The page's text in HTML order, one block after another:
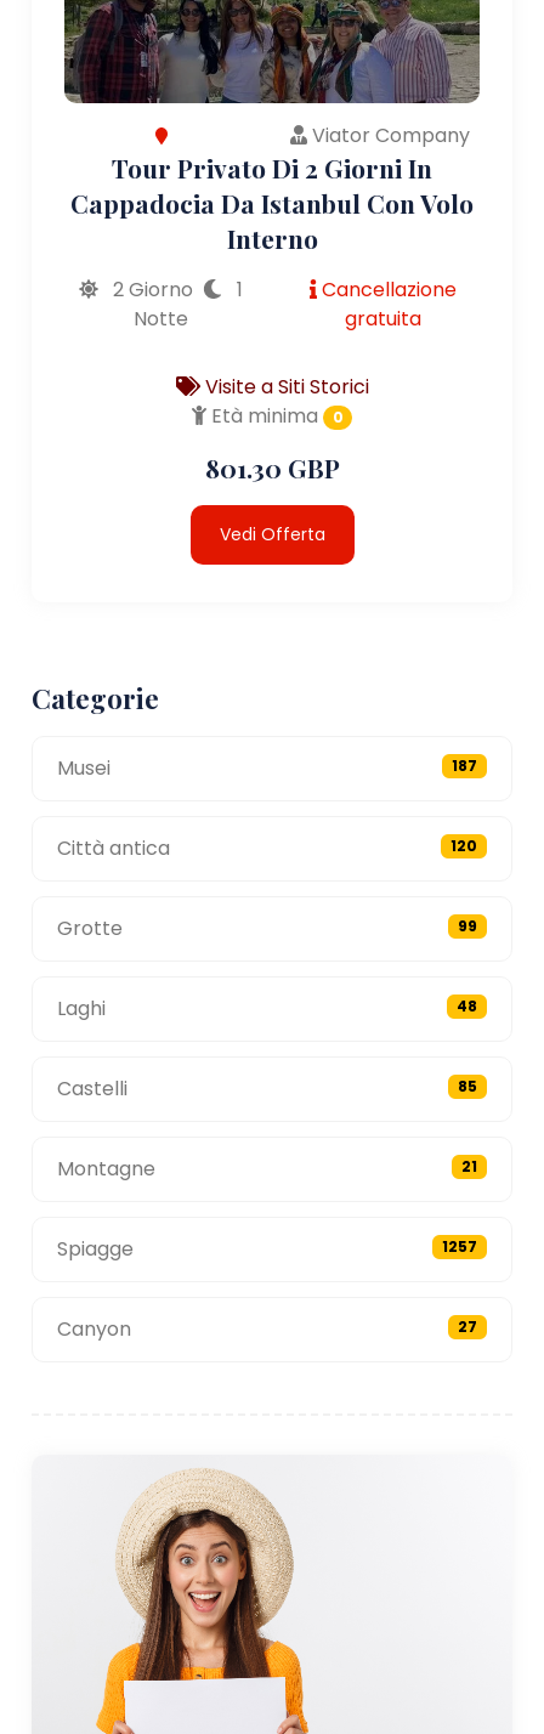
Viator Company
Tour Privato Di 2 Giorni In
Cappadocia Da Istanbul Con Volo
Interno
2 Giorno
1
Notte
Cancellazione
gratuita
Visite a Siti Storici
Età minima
0
801.30 GBP
Vedi Offerta
Categorie
Musei 187
Città antica 120
Grotte 99
Laghi 48
Castelli 85
Montagne 21
Spiagge 1257
Canyon 27